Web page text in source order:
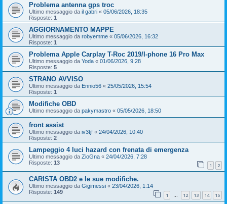
Problema antenna gps troc
Ultimo messaggio da il gabri « 05/06/2026, 18:35
Risposte: 1
AGGIORNAMENTO MAPPE
Ultimo messaggio da robyemme « 05/06/2026, 16:32
Risposte: 1
Problema Apple Carplay T-Roc 2019/I-phone 16 Pro Max
Ultimo messaggio da Yoda « 01/06/2026, 9:28
Risposte: 5
STRANO AVVISO
Ultimo messaggio da Ennio56 « 25/05/2026, 15:54
Risposte: 1
Modifiche OBD
Ultimo messaggio da pakymastro « 05/05/2026, 18:50
front assist
Ultimo messaggio da iv3tjf « 24/04/2026, 10:40
Risposte: 2
Lampeggio 4 luci hazard con frenata di emergenza
Ultimo messaggio da ZioGna « 24/04/2026, 7:28
Risposte: 13 1 2
CARISTA OBD2 e le sue modifiche.
Ultimo messaggio da Gigimessi « 23/04/2026, 1:14
Risposte: 149 1 … 12 13 14 15